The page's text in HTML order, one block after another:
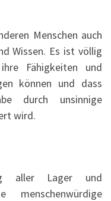
Menschen auch
Wissen. Es ist völlig
Fähigkeiten und
können und dass
durch unsinnige
wird.
aller Lager und
menschenwürdige